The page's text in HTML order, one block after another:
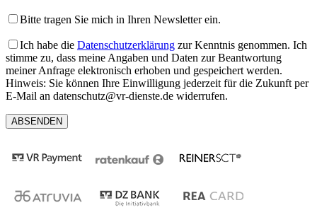
Bitte tragen Sie mich in Ihren Newsletter ein.
Ich habe die Datenschutzerklärung zur Kenntnis genommen. Ich
stimme zu, dass meine Angaben und Daten zur Beantwortung
meiner Anfrage elektronisch erhoben und gespeichert werden.
Hinweis: Sie können Ihre Einwilligung jederzeit für die Zukunft per
E-Mail an datenschutz@vr-dienste.de widerrufen.